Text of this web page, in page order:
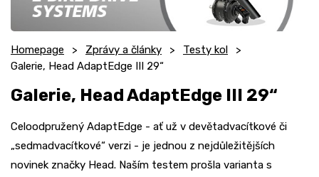
Homepage Zprávy a články
Testy kol
Galerie, Head AdaptEdge III 29“
Galerie, Head AdaptEdge III 29“
Celoodpružený AdaptEdge - ať už v devětadvacítkové či
„sedmadvacítkové“ verzi - je jednou z nejdůležitějších
novinek značky Head. Naším testem prošla varianta s